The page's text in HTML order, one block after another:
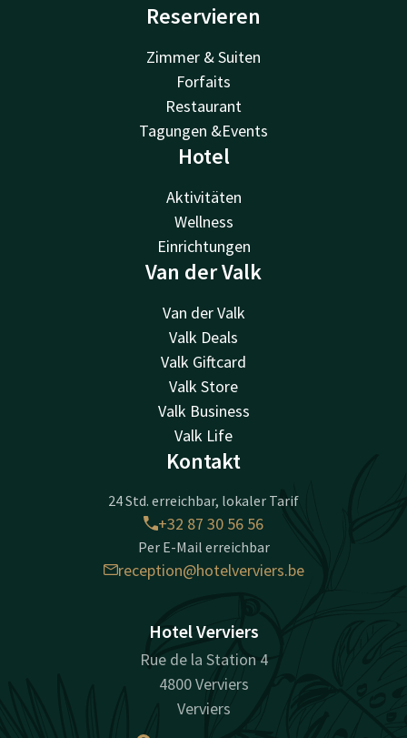
Reservieren
Zimmer & Suiten
Forfaits
Restaurant
Tagungen &Events
Hotel
Aktivitäten
Wellness
Einrichtungen
Van der Valk
Van der Valk
Valk Deals
Valk Giftcard
Valk Store
Valk Business
Valk Life
Kontakt
24 Std. erreichbar, lokaler Tarif
+32 87 30 56 56
Per E-Mail erreichbar
reception@hotelverviers.be
Hotel Verviers
Rue de la Station 4
4800 Verviers
Verviers